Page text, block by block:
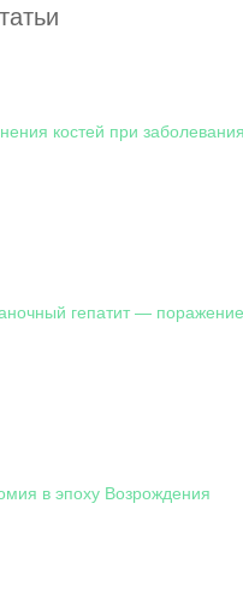
костей при
гепатит —
в эпоху Возрождения